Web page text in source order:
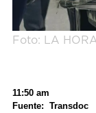
Foto: LA HORA
11:50 am
Fuente: Transdoc